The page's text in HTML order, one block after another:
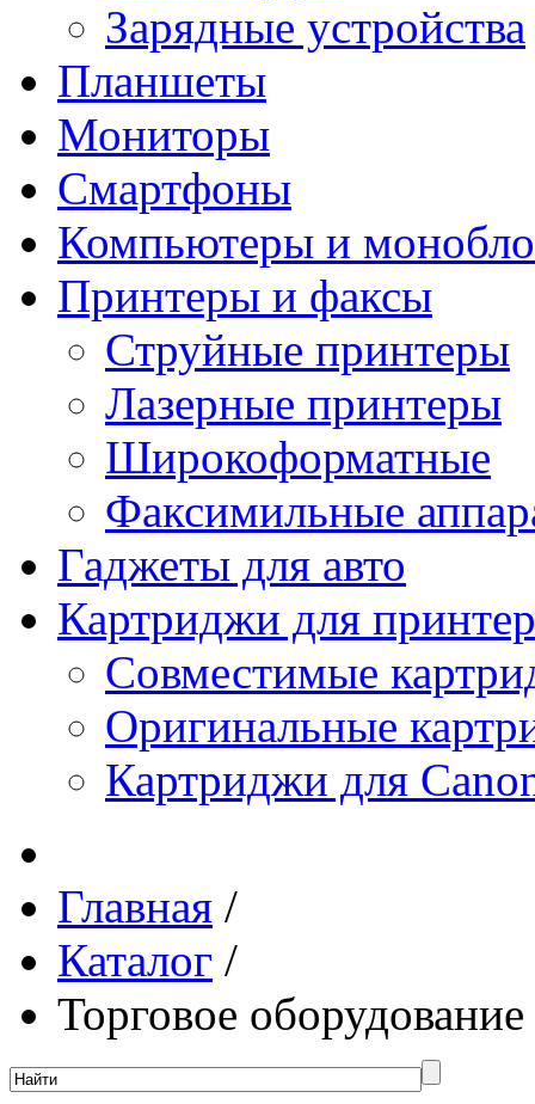
Зарядные устройства
Планшеты
Мониторы
Смартфоны
Компьютеры и
Принтеры и факсы
Струйные принтеры
Лазерные принтеры
Широкоформатные
Факсимильные
Гаджеты для авто
Картриджи для
Совместимые
Оригинальные
Картриджи для
Главная /
Каталог /
Торговое оборудование